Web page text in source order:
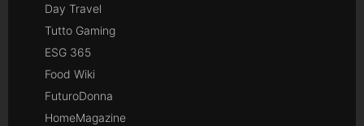
Day Travel
Tutto Gaming
ESG 365
Food Wiki
FuturoDonna
HomeMagazine